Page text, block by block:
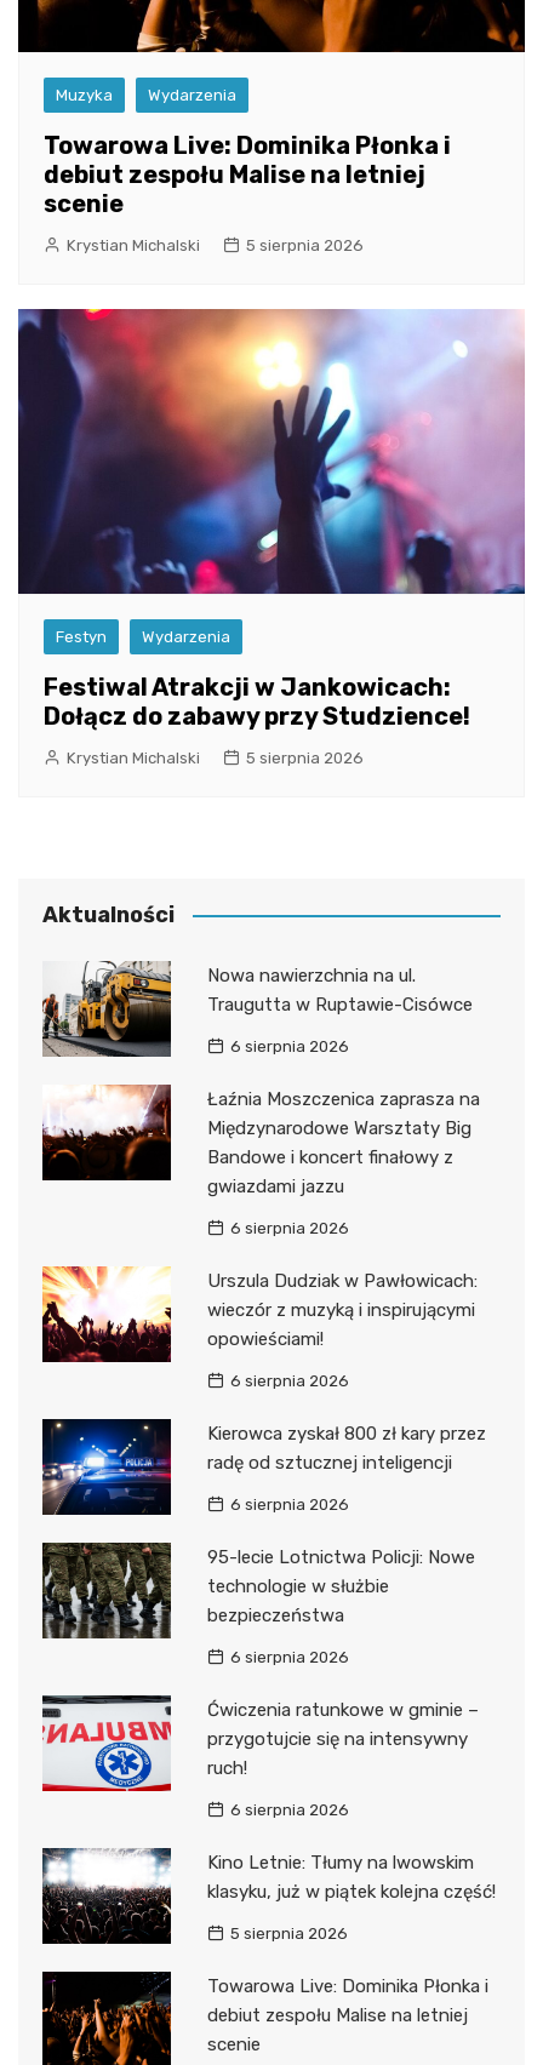
Muzyka Wydarzenia
Towarowa Live: Dominika Płonka i
debiut zespołu Malise na letniej
scenie
Krystian Michalski 5 sierpnia 2026
Festyn Wydarzenia
Festiwal Atrakcji w Jankowicach:
Dołącz do zabawy przy Studzience!
Krystian Michalski 5 sierpnia 2026
Aktualności
Nowa nawierzchnia na ul.
Traugutta w Ruptawie-Cisówce
6 sierpnia 2026
Łaźnia Moszczenica zaprasza na
Międzynarodowe Warsztaty Big
Bandowe i koncert finałowy z
gwiazdami jazzu
6 sierpnia 2026
Urszula Dudziak w Pawłowicach:
wieczór z muzyką i inspirującymi
opowieściami!
6 sierpnia 2026
Kierowca zyskał 800 zł kary przez
radę od sztucznej inteligencji
6 sierpnia 2026
95-lecie Lotnictwa Policji: Nowe
technologie w służbie
bezpieczeństwa
6 sierpnia 2026
Ćwiczenia ratunkowe w gminie –
przygotujcie się na intensywny
ruch!
6 sierpnia 2026
Kino Letnie: Tłumy na lwowskim
klasyku, już w piątek kolejna część!
5 sierpnia 2026
Towarowa Live: Dominika Płonka i
debiut zespołu Malise na letniej
scenie